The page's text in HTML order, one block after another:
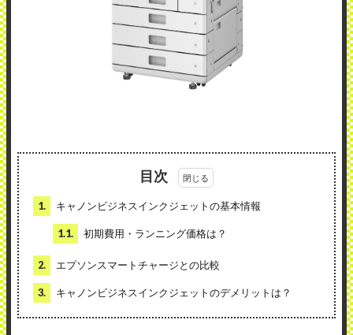
目次
1. キャノンビジネスインクジェットの基本情報
1.1. 初期費用・ランニング価格は？
2. エプソンスマートチャージとの比較
3. キャノンビジネスインクジェットのデメリットは？